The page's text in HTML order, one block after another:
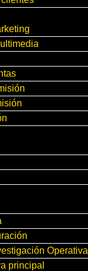
Operativa
principal